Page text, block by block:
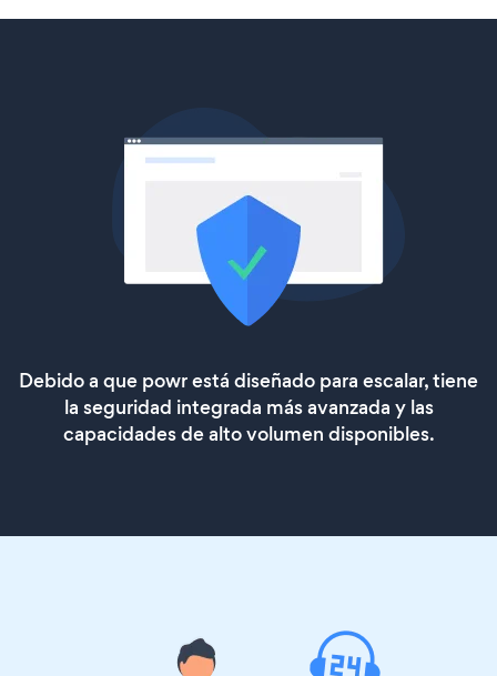
Debido a que powr está diseñado para escalar, tiene
la seguridad integrada más avanzada y las
capacidades de alto volumen disponibles.